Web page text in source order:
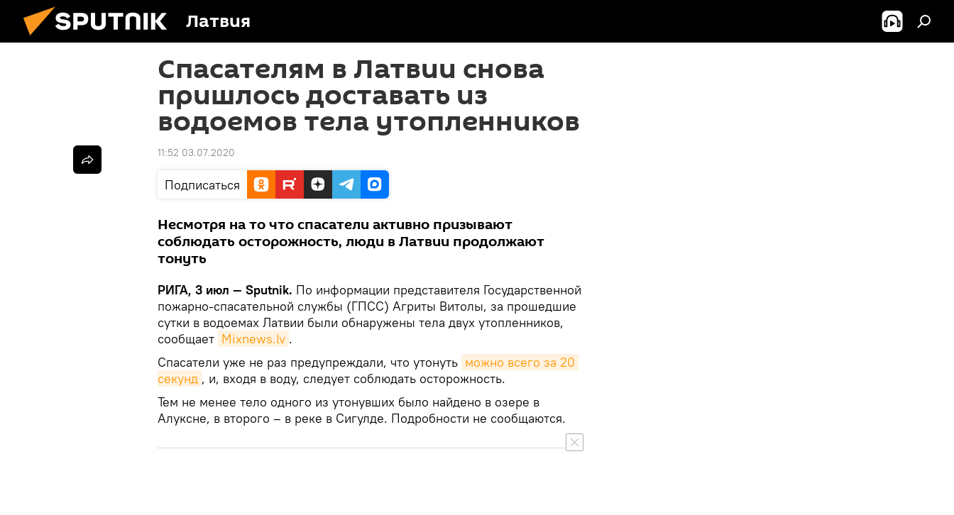
Латвия
Спасателям в Латвии снова
пришлось доставать из
водоемов тела утопленников
11:52 03.07.2020
Подписаться
Несмотря на то что спасатели активно призывают
соблюдать осторожность, люди в Латвии продолжают
тонуть
РИГА, 3 июл — Sputnik. По информации представителя Государственной
пожарно-спасательной службы (ГПСС) Агриты Витолы, за прошедшие
сутки в водоемах Латвии были обнаружены тела двух утопленников,
сообщает Mixnews.lv .
Спасатели уже не раз предупреждали, что утонуть можно всего за 20
секунд , и, входя в воду, следует соблюдать осторожность.
Тем не менее тело одного из утонувших было найдено в озере в
Алуксне, в второго – в реке в Сигулде. Подробности не сообщаются.